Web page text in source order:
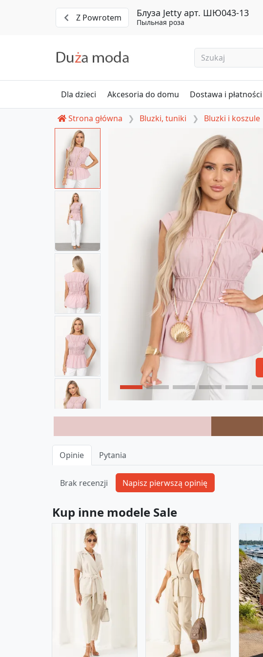
Z Powrotem Блуза Jetty арт. ШЮ043-13
Пыльная роза
Dla dzieci Akcesoria do domu Dostawa i płatności
Strona główna Bluzki, tuniki Bluzki i koszule
Opinie Pytania
Brak recenzji
Kup inne modele Sale